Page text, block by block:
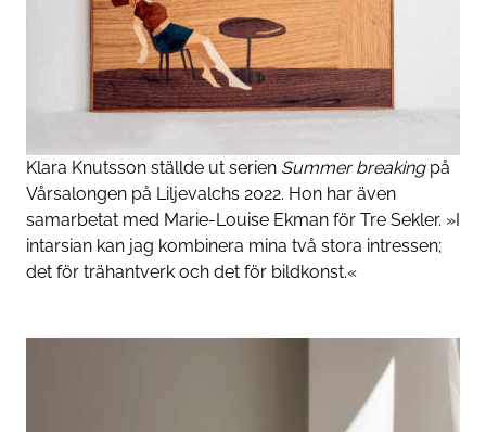
Klara Knutsson ställde ut serien Summer breaking på
Vårsalongen på Liljevalchs 2022. Hon har även
samarbetat med Marie-Louise ­Ekman för Tre Sekler. »I
intarsian kan jag kombinera mina två stora intressen;
det för trähantverk och det för bildkonst.«